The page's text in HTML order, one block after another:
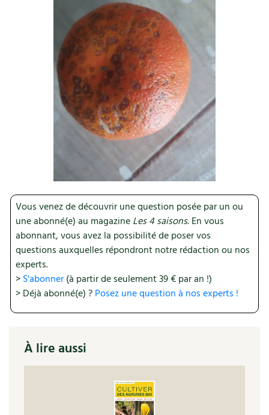
Recettes végétariennes et vegan
Habitat écologique
Conception et gros oeuvre
Matériaux écologiques
Décoration et petit bricolage
Santé et bien-être
Soins et cosmétiques au naturel
Trucs & astuces
Trocs & petites annonces
Appels à témoignage
Bonnes adresses
Vous venez de découvrir une question posée par un ou
une abonné(e) au magazineLes 4 saisons. En vous
abonnant, vous avez la possibilité de poser vos
questions auxquelles répondront notre rédaction ou nos
experts.
>S'abonner(à partir de seulement 39 € par an !)
> Déjà abonné(e) ?Posez une question à nos experts !
À lire aussi